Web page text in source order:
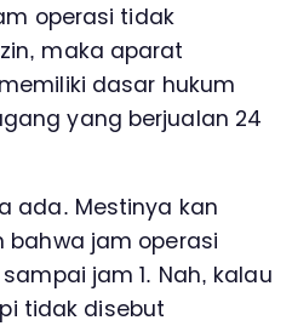
operasi tidak
maka aparat
dasar hukum
yang berjualan 24
ada. Mestinya kan
bahwa jam operasi
jam 1. Nah, kalau
tidak disebut